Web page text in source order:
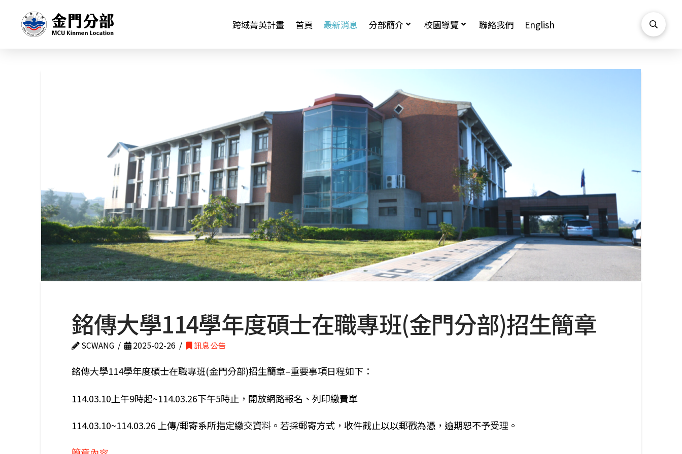
跨域菁英計畫 首頁 最新消息 分部簡介 校園導覽 聯絡我們 English
銘傳大學114學年度碩士在職專班(金門分部)招生簡章
SCWANG 2025-02-26 訊息公告
銘傳大學114學年度碩士在職專班(金門分部)招生簡章–重要事項日程如下：
114.03.10上午9時起~114.03.26下午5時止，開放網路報名、列印繳費單
114.03.10~114.03.26 上傳/郵寄系所指定繳交資料。若採郵寄方式，收件截止以以郵戳為憑，逾期恕不予受理。